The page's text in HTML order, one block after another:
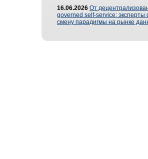
16.06.2026 От
governed self-service: эксперты
смену парадигмы на рынке